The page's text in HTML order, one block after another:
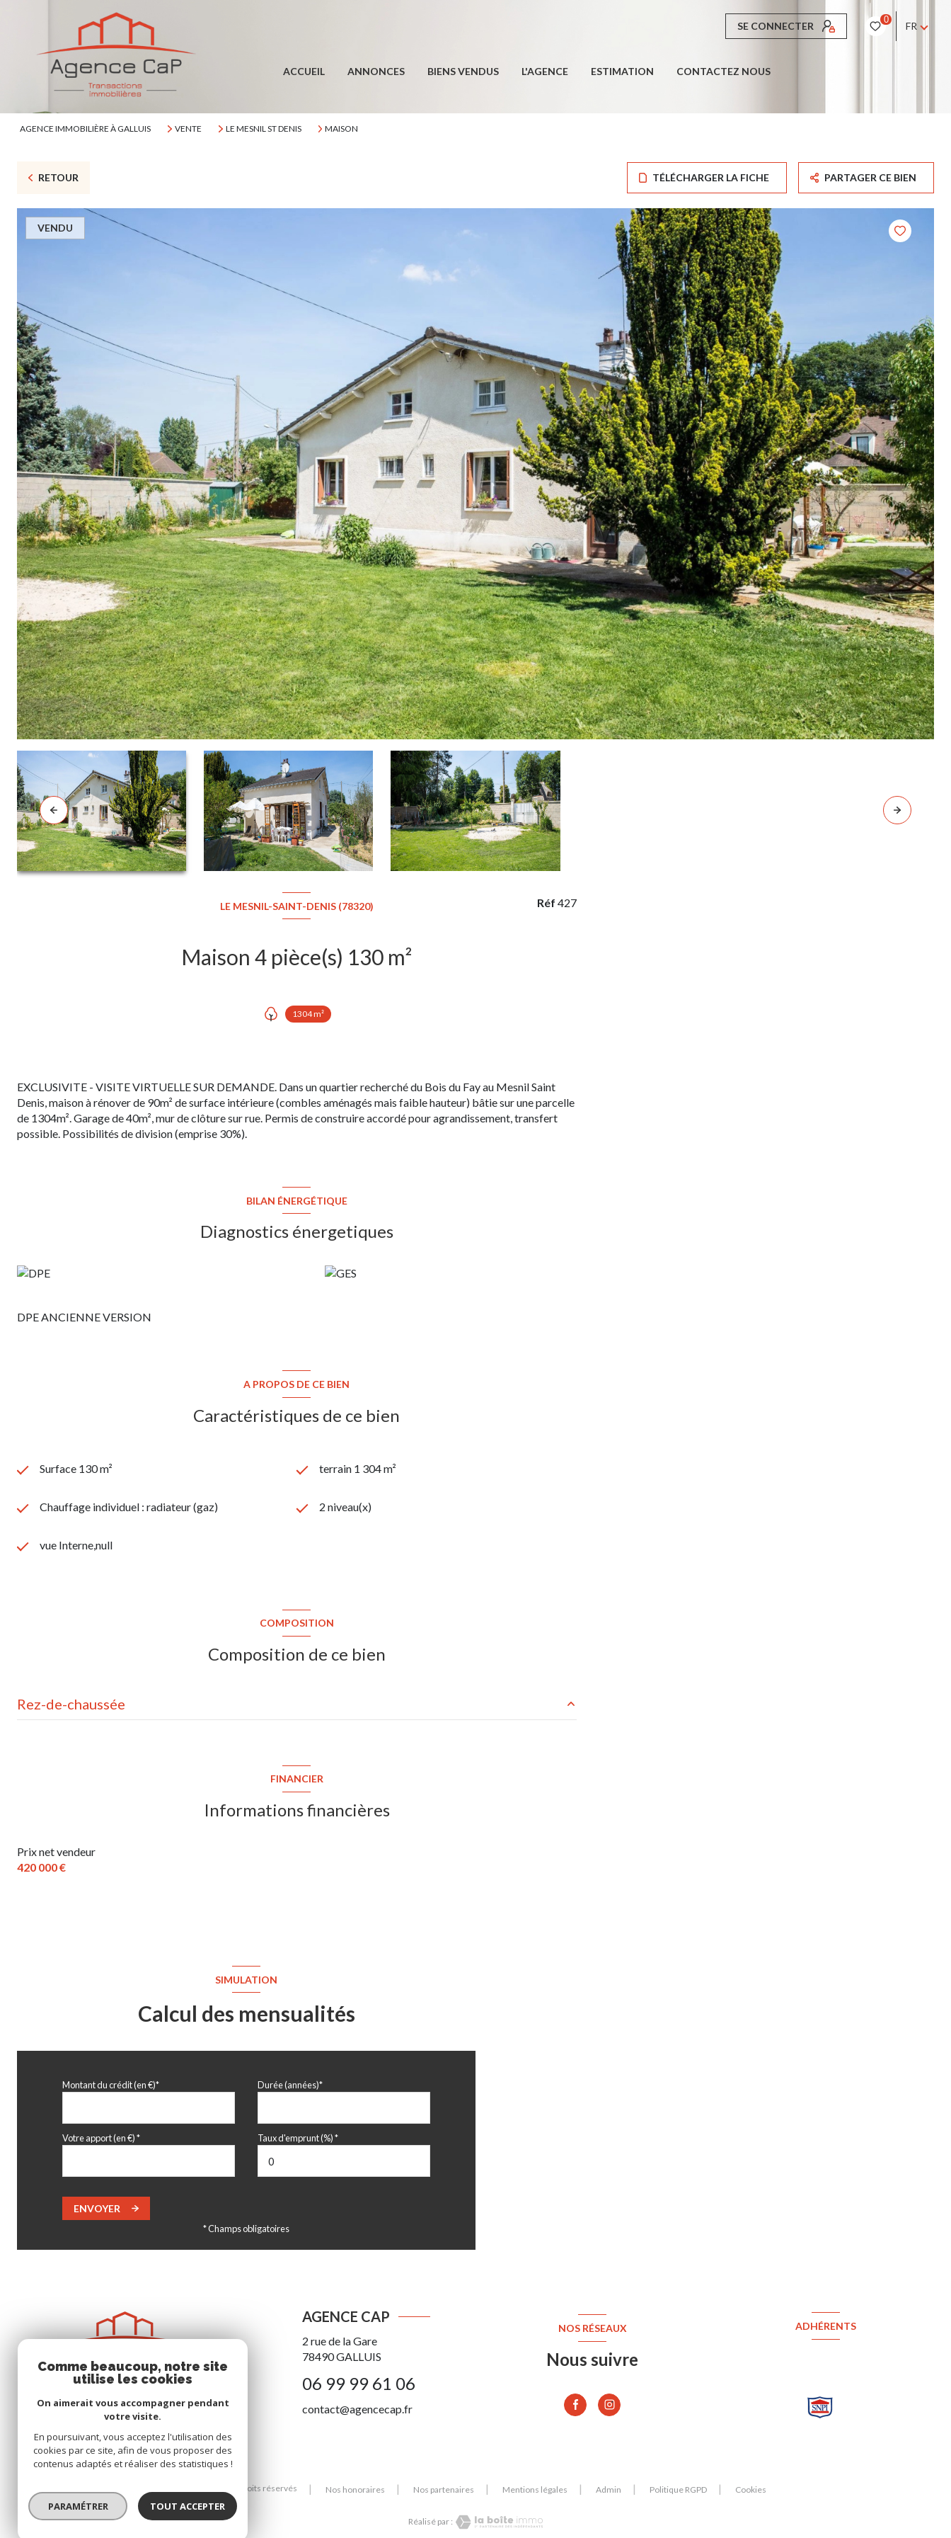
SE CONNECTER
0
FR
ACCUEIL ANNONCES BIENS VENDUS L'AGENCE ESTIMATION CONTACTEZ NOUS
AGENCE IMMOBILIÈRE À GALLUIS VENTE LE MESNIL ST DENIS MAISON
RETOUR TÉLÉCHARGER LA FICHE PARTAGER CE BIEN
VENDU
LE MESNIL-SAINT-DENIS (78320)
Maison 4 pièce(s) 130 m²
1304 m²
Réf 427
EXCLUSIVITE - VISITE VIRTUELLE SUR DEMANDE. Dans un quartier recherché du Bois du Fay au Mesnil Saint
Denis, maison à rénover de 90m² de surface intérieure (combles aménagés mais faible hauteur) bâtie sur une parcelle
de 1304m². Garage de 40m², mur de clôture sur rue. Permis de construire accordé pour agrandissement, transfert
possible. Possibilités de division (emprise 30%).
BILAN ÉNERGÉTIQUE
Diagnostics énergetiques
DPE ANCIENNE VERSION
A PROPOS DE CE BIEN
Caractéristiques de ce bien
Surface 130 m² terrain 1 304 m²
Chauffage individuel : radiateur (gaz) 2 niveau(x)
vue Interne,null
COMPOSITION
Composition de ce bien
Rez-de-chaussée
FINANCIER
Informations financières
Prix net vendeur
420 000 €
SIMULATION
Calcul des mensualités
Montant du crédit (en €)* Durée (années)*
Votre apport (en €) * Taux d'emprunt (%) *
ENVOYER
* Champs obligatoires
AGENCE CAP
2 rue de la Gare
78490GALLUIS
06 99 99 61 06
contact@agencecap.fr
NOS RÉSEAUX
Nous suivre
ADHÉRENTS
© 2026 | Tous droits réservés Nos honoraires Nos partenaires Mentions légales Admin Politique RGPD Cookies
Réalisé par :
Comme beaucoup, notre site
utilise les cookies
On aimerait vous accompagner pendant
votre visite.
En poursuivant, vous acceptez l'utilisation des
cookies par ce site, afin de vous proposer des
contenus adaptés et réaliser des statistiques !
PARAMÉTRER TOUT ACCEPTER